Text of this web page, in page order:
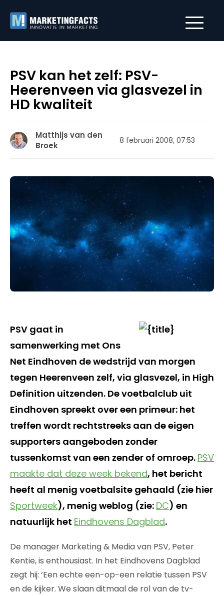
PSV kan het zelf: PSV-
Heerenveen via glasvezel in
HD kwaliteit
Matthijs van den
Broek
8 februari 2008, 07:53
PSV gaat in
samenwerking met Ons
Net Eindhoven de wedstrijd van morgen
tegen Heerenveen zelf, via glasvezel, in High
Definition uitzenden. De voetbalclub uit
Eindhoven spreekt over een primeur: het
treffen wordt rechtstreeks aan de eigen
supporters aangeboden zonder
tussenkomst van een zender of omroep. PSV
maakte dat deze week bekend, het bericht
heeft al menig voetbalsite gehaald (zie hier
Sportweek), menig weblog (zie: DC) en
natuurlijk het Eindhovens Dagblad.
De manager Marketing & Media van PSV, Peter
Kentie, is enthousiast. In het Eindhovens Dagblad
zegt hij: ‘Een echte een-op-een relatie tussen PSV
en de kijker. We slaan ditmaal de rol van de tv-